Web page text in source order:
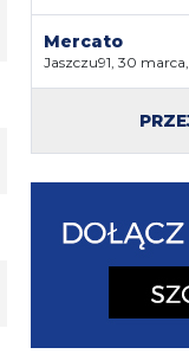
Mercato
Jaszczu91, 30 marca,